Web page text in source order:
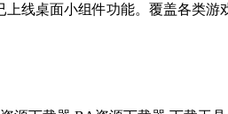
线桌面小组件功能。覆盖各类